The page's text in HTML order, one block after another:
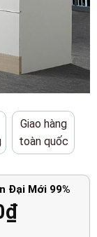
Giao hàng
toàn quốc
Đại Mới 99%
₫Giá